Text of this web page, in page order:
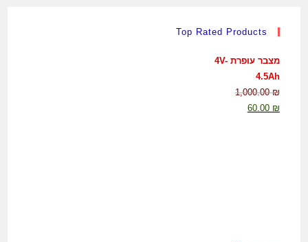
Top Rated Products
מצבר עופרת 4V-
4.5Ah
1,000.00₪
60.00 ₪